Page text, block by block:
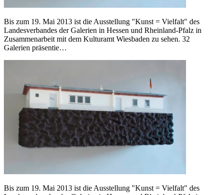
Bis zum 19. Mai 2013 ist die Ausstellung "Kunst = Vielfalt" des
Landesverbandes der Galerien in Hessen und Rheinland-Pfalz in
Zusammenarbeit mit dem Kulturamt Wiesbaden zu sehen. 32
Galerien präsentie…
Bis zum 19. Mai 2013 ist die Ausstellung "Kunst = Vielfalt" des